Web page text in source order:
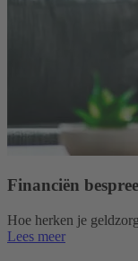
Financiën
Hoe herken je
Lees meer